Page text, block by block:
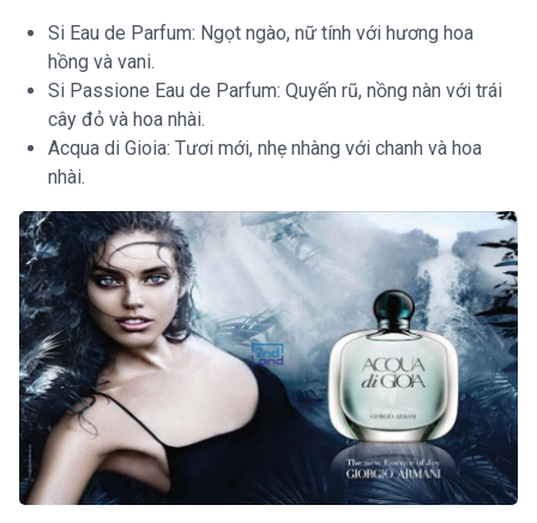
Si Eau de Parfum: Ngọt ngào, nữ tính với hương hoa
hồng và vani.
Si Passione Eau de Parfum: Quyến rũ, nồng nàn với trái
cây đỏ và hoa nhài.
Acqua di Gioia: Tươi mới, nhẹ nhàng với chanh và hoa
nhài.